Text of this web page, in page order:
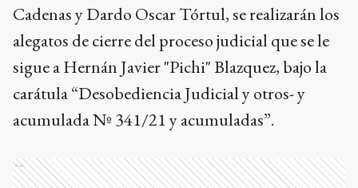
Cadenas y Dardo Oscar Tórtul, se realizarán los
alegatos de cierre del proceso judicial que se le
sigue a Hernán Javier "Pichi" Blazquez, bajo la
carátula “Desobediencia Judicial y otros- y
acumulada Nº 341/21 y acumuladas”.
Ads